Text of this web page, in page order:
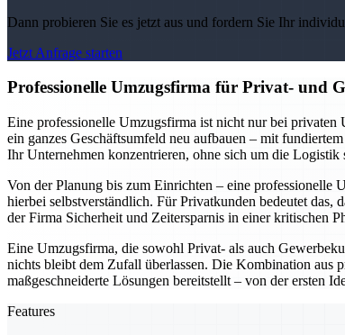
Dann probieren Sie es jetzt aus und fordern Sie Ihr
Jetzt Anfrage starten
Professionelle Umzugsfirma für Privat- und
Eine professionelle Umzugsfirma ist nicht nur bei
ein ganzes Geschäftsumfeld neu aufbauen – mit
Ihr Unternehmen konzentrieren, ohne sich um die Logistik
Von der Planung bis zum Einrichten – eine professionelle
hierbei selbstverständlich. Für Privatkunden bedeutet
der Firma Sicherheit und Zeitersparnis in einer kritischen
Eine Umzugsfirma, die sowohl Privat- als auch
nichts bleibt dem Zufall überlassen. Die Kombination aus
maßgeschneiderte Lösungen bereitstellt – von der ersten
Features